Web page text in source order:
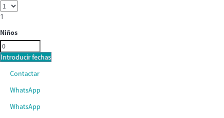
1
Niños
Introducir fechas
Contactar
WhatsApp
WhatsApp